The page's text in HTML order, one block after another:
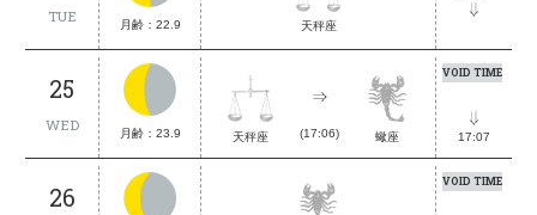
TUE 月齢：22.9 天秤座
25
WED 月齢：23.9 天秤座 (17:06) 蠍座
VOID TIME
17:07
26
VOID TIME